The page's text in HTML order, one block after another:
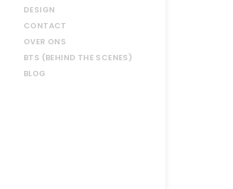
DESIGN
CONTACT
OVER ONS
BTS (BEHIND THE SCENES)
BLOG